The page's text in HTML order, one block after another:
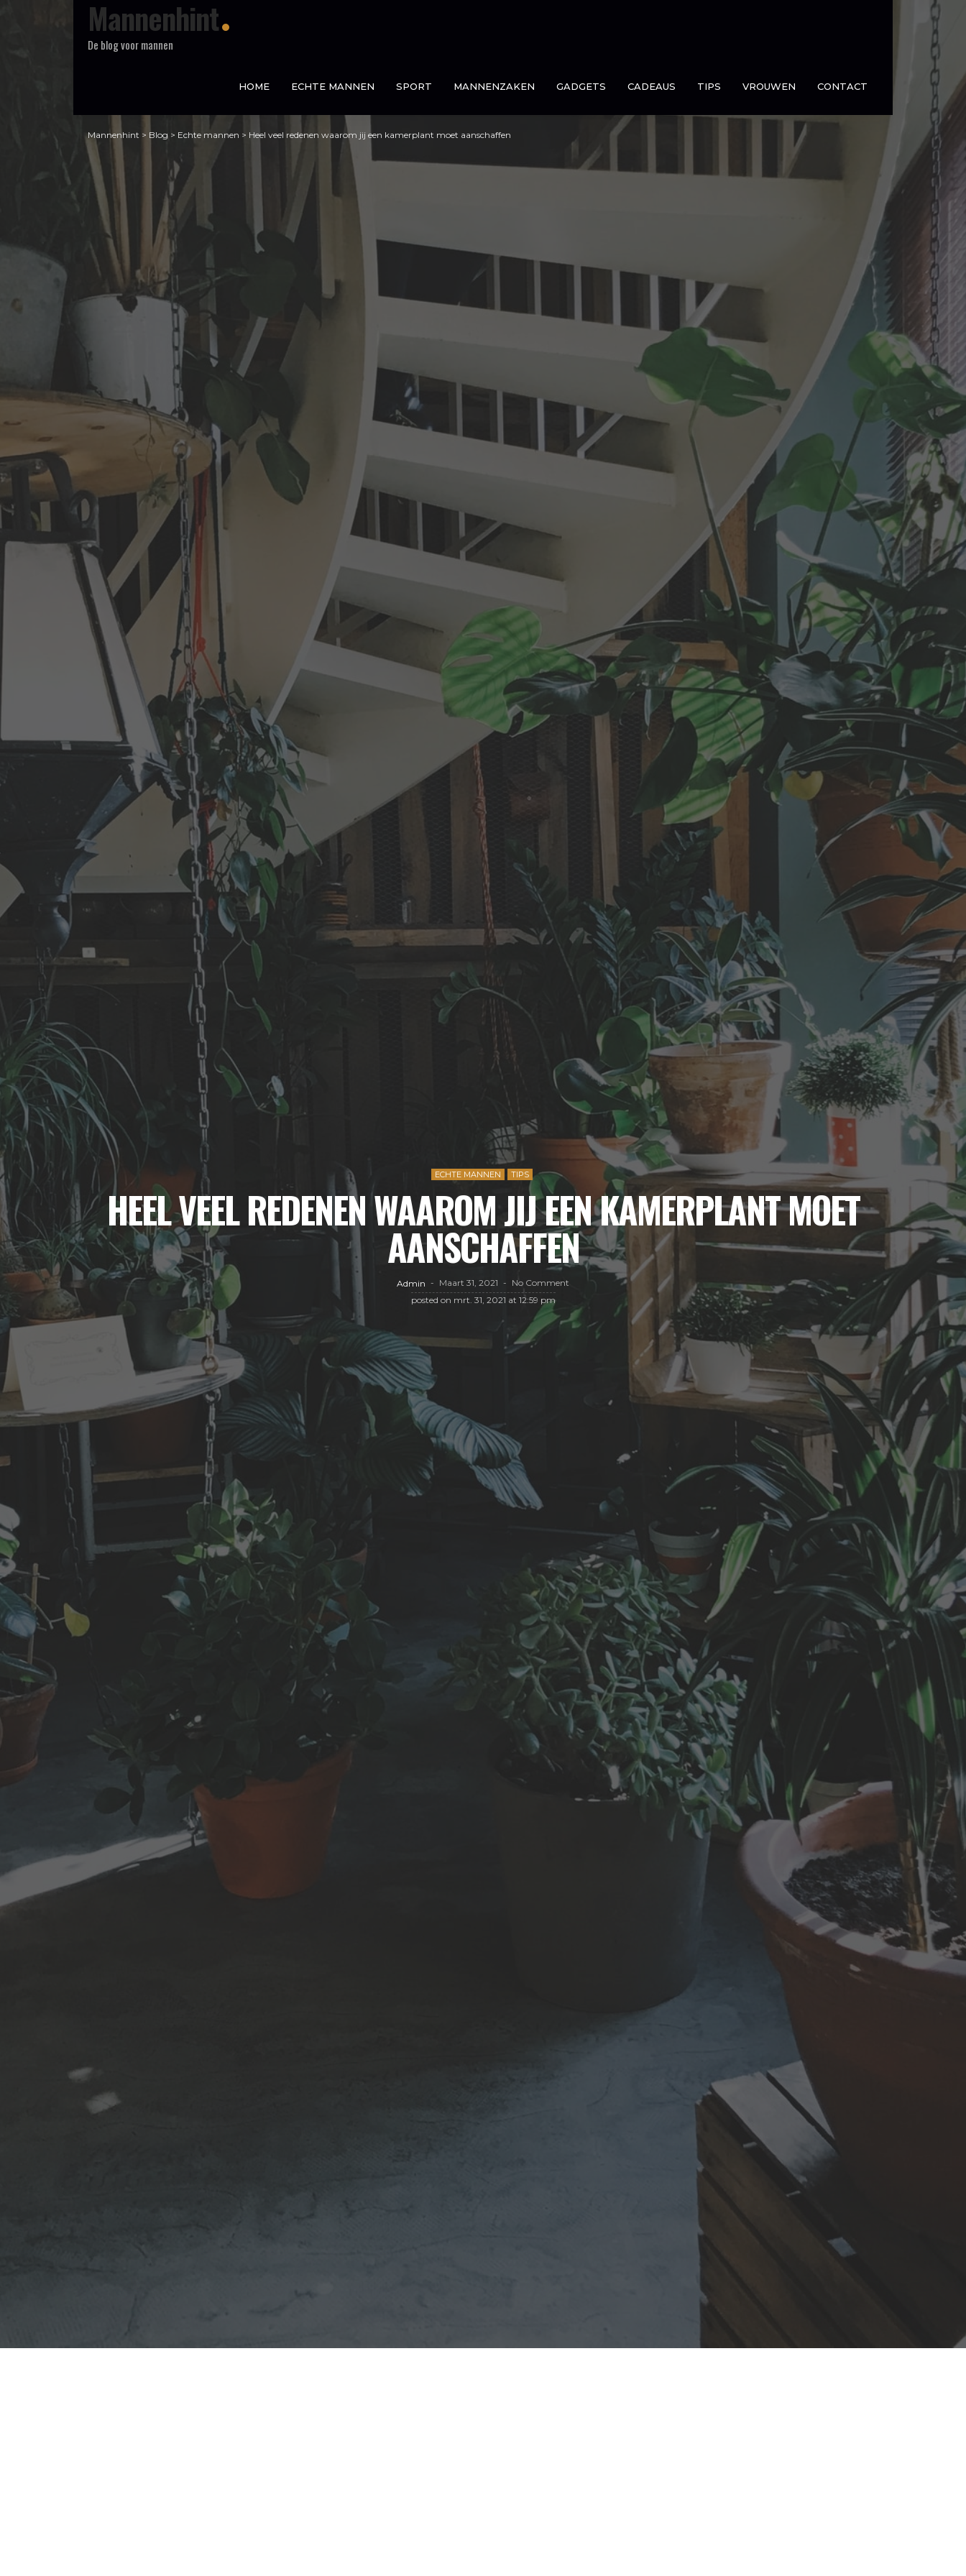
Mannenhint
De blog voor mannen
HOME ECHTE MANNEN SPORT MANNENZAKEN GADGETS CADEAUS TIPS VROUWEN CONTACT
Mannenhint > Blog > Echte mannen > Heel veel redenen waarom jij een kamerplant moet aanschaffen
ECHTE MANNEN TIPS
HEEL VEEL REDENEN WAAROM JIJ EEN KAMERPLANT MOET
AANSCHAFFEN
Admin Maart 31, 2021
No Comment
posted on mrt. 31, 2021 at 12:59 pm